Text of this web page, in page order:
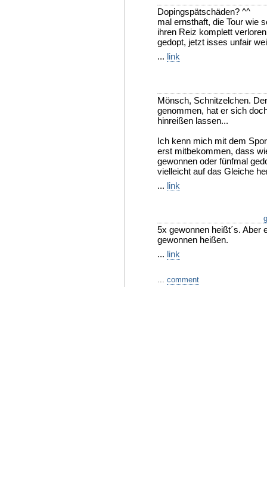
Dopingspätschäden? ^^
mal ernsthaft, die Tour wie
ihren Reiz komplett
gedopt, jetzt isses unfair
... link
Mönsch, Schnitzelchen.
genommen, hat er sich
hinreißen lassen...
Ich kenn mich mit dem
erst mitbekommen, dass
gewonnen oder fünfmal
vielleicht auf das Gleiche
... link
5x gewonnen heißt´s. Aber
gewonnen heißen.
... link
... comment